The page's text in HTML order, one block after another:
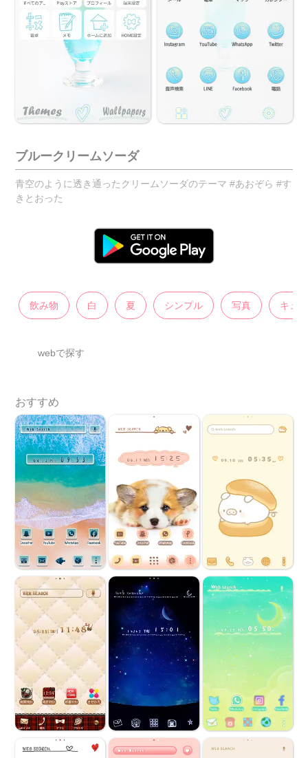
ブルークリームソーダ
青空のように透き通ったクリームソーダのテーマ #あおぞら #す
きとおった
飲み物 白 夏 シンプル 写真 キュ
webで探す
おすすめ